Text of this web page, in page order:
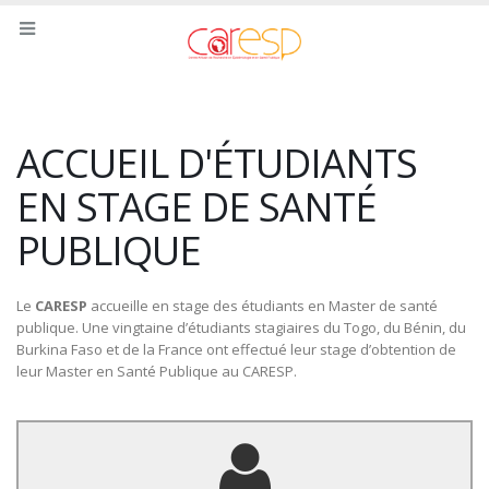
ACCUEIL D'ÉTUDIANTS
EN STAGE DE SANTÉ
PUBLIQUE
Le CARESP accueille en stage des étudiants en Master de santé
publique. Une vingtaine d’étudiants stagiaires du Togo, du Bénin, du
Burkina Faso et de la France ont effectué leur stage d’obtention de
leur Master en Santé Publique au CARESP.
Titre du Master :